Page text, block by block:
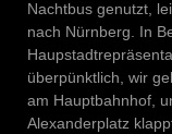
Nachtbus genutzt,
nach Nürnberg. In
überpünktlich, wir
am Hauptbahnhof,
Alexanderplatz